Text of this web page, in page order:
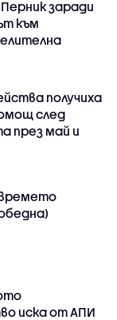
заради
към
получиха
след
през май и
иска от АПИ